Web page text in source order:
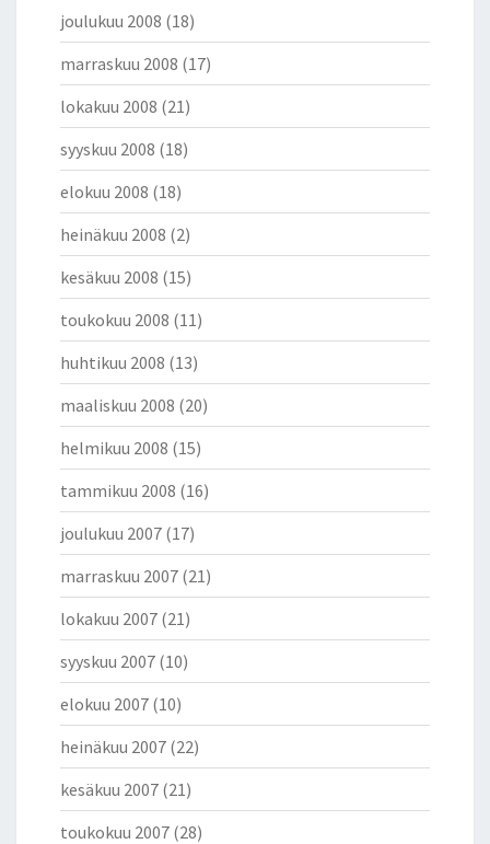
joulukuu 2008 (18)
marraskuu 2008 (17)
lokakuu 2008 (21)
syyskuu 2008 (18)
elokuu 2008 (18)
heinäkuu 2008 (2)
kesäkuu 2008 (15)
toukokuu 2008 (11)
huhtikuu 2008 (13)
maaliskuu 2008 (20)
helmikuu 2008 (15)
tammikuu 2008 (16)
joulukuu 2007 (17)
marraskuu 2007 (21)
lokakuu 2007 (21)
syyskuu 2007 (10)
elokuu 2007 (10)
heinäkuu 2007 (22)
kesäkuu 2007 (21)
toukokuu 2007 (28)